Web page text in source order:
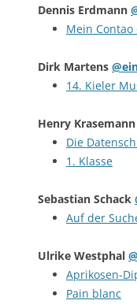
Dennis Erdmann
Mein
Dirk Martens
14. Kieler
Henry Krasemann
Die
1. Klasse
Sebastian Schack
Auf der
Ulrike Westphal
Aprikosen-
Pain blanc